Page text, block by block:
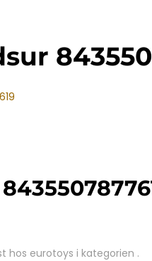
hos eurotoys i kategorien .